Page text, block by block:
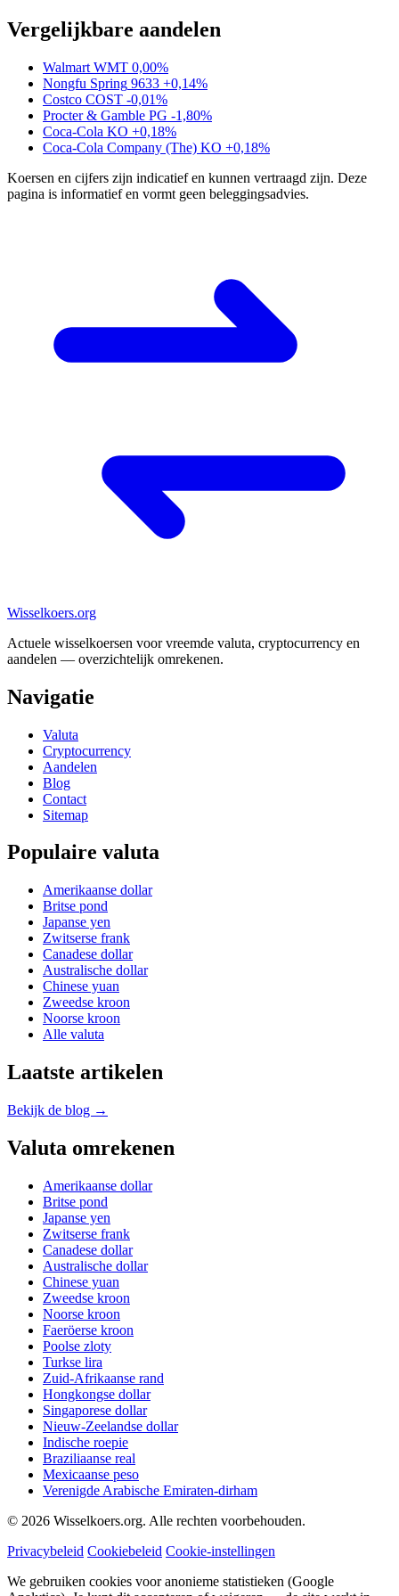
Vergelijkbare aandelen
Walmart WMT 0,00%
Nongfu Spring 9633 +0,14%
Costco COST -0,01%
Procter & Gamble PG -1,80%
Coca-Cola KO +0,18%
Coca-Cola Company (The) KO +0,18%
Koersen en cijfers zijn indicatief en kunnen vertraagd zijn. Deze
pagina is informatief en vormt geen beleggingsadvies.
Wisselkoers.org
Actuele wisselkoersen voor vreemde valuta, cryptocurrency en
aandelen — overzichtelijk omrekenen.
Navigatie
Valuta
Cryptocurrency
Aandelen
Blog
Contact
Sitemap
Populaire valuta
Amerikaanse dollar
Britse pond
Japanse yen
Zwitserse frank
Canadese dollar
Australische dollar
Chinese yuan
Zweedse kroon
Noorse kroon
Alle valuta
Laatste artikelen
Bekijk de blog →
Valuta omrekenen
Amerikaanse dollar
Britse pond
Japanse yen
Zwitserse frank
Canadese dollar
Australische dollar
Chinese yuan
Zweedse kroon
Noorse kroon
Faeröerse kroon
Poolse zloty
Turkse lira
Zuid-Afrikaanse rand
Hongkongse dollar
Singaporese dollar
Nieuw-Zeelandse dollar
Indische roepie
Braziliaanse real
Mexicaanse peso
Verenigde Arabische Emiraten-dirham
© 2026 Wisselkoers.org. Alle rechten voorbehouden.
Privacybeleid Cookiebeleid Cookie-instellingen
We gebruiken cookies voor anonieme statistieken (Google